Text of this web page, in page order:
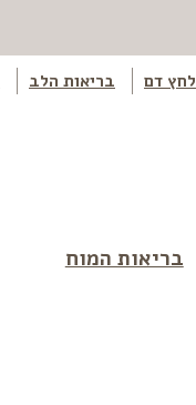
לחץ דם בריאות הלב
בריאות המוח